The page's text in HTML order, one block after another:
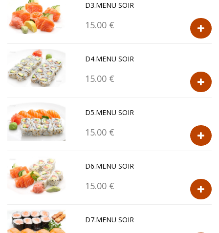
D3.MENU SOIR
15.00 €
D4.MENU SOIR
15.00 €
D5.MENU SOIR
15.00 €
D6.MENU SOIR
15.00 €
D7.MENU SOIR